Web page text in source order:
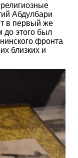
Абдулбари
в первый же
до этого был
фронта
близких и